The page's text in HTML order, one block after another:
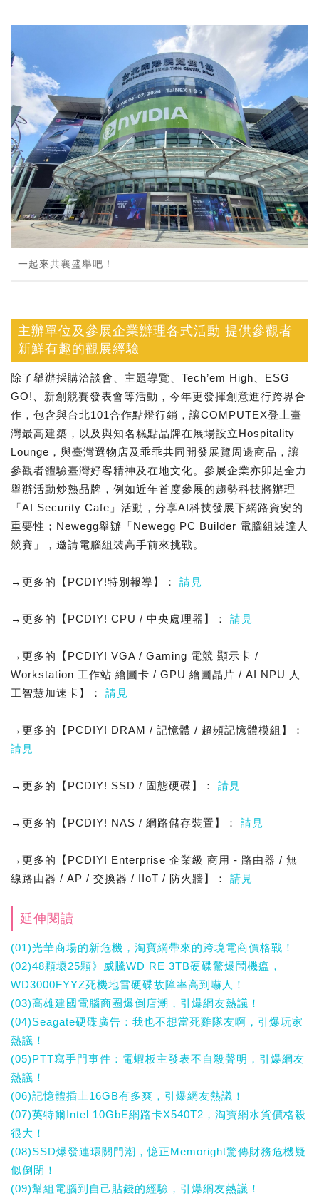
一起來共襄盛舉吧！
主辦單位及參展企業辦理各式活動 提供參觀者
新鮮有趣的觀展經驗
除了舉辦採購洽談會、主題導覽、Tech’em High、ESG
GO!、新創競賽發表會等活動，今年更發揮創意進行跨界合
作，包含與台北101合作點燈行銷，讓COMPUTEX登上臺
灣最高建築，以及與知名糕點品牌在展場設立Hospitality
Lounge，與臺灣選物店及乖乖共同開發展覽周邊商品，讓
參觀者體驗臺灣好客精神及在地文化。參展企業亦卯足全力
舉辦活動炒熱品牌，例如近年首度參展的趨勢科技將辦理
「AI Security Cafe」活動，分享AI科技發展下網路資安的
重要性；Newegg舉辦「Newegg PC Builder 電腦組裝達人
競賽」，邀請電腦組裝高手前來挑戰。
→更多的【PCDIY!特別報導】： 請見
→更多的【PCDIY! CPU / 中央處理器】： 請見
→更多的【PCDIY! VGA / Gaming 電競 顯示卡 /
Workstation 工作站 繪圖卡 / GPU 繪圖晶片 / AI NPU 人
工智慧加速卡】： 請見
→更多的【PCDIY! DRAM / 記憶體 / 超頻記憶體模組】：
請見
→更多的【PCDIY! SSD / 固態硬碟】： 請見
→更多的【PCDIY! NAS / 網路儲存裝置】： 請見
→更多的【PCDIY! Enterprise 企業級 商用 - 路由器 / 無
線路由器 / AP / 交換器 / IIoT / 防火牆】： 請見
延伸閱讀
(01)光華商場的新危機，淘寶網帶來的跨境電商價格戰！
(02)48顆壞25顆》威騰WD RE 3TB硬碟驚爆鬧機瘟，
WD3000FYYZ死機地雷硬碟故障率高到嚇人！
(03)高雄建國電腦商圈爆倒店潮，引爆網友熱議！
(04)Seagate硬碟廣告：我也不想當死雞隊友啊，引爆玩家
熱議！
(05)PTT寫手門事件：電蝦板主發表不自殺聲明，引爆網友
熱議！
(06)記憶體插上16GB有多爽，引爆網友熱議！
(07)英特爾Intel 10GbE網路卡X540T2，淘寶網水貨價格殺
很大！
(08)SSD爆發連環關門潮，憶正Memoright驚傳財務危機疑
似倒閉！
(09)幫組電腦到自己貼錢的經驗，引爆網友熱議！